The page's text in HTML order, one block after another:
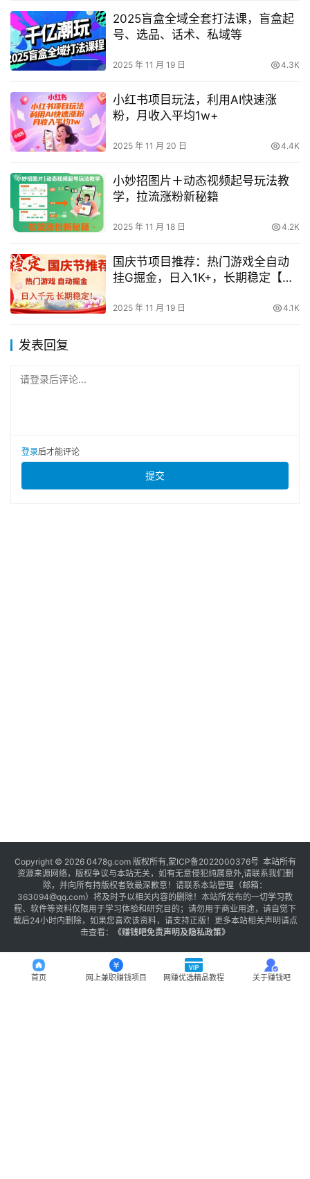
2025盲盒全域全套打法课，盲盒起
号、选品、话术、私域等
2025 年 11 月 19 日 4.3K
小红书项目玩法，利用AI快速涨
粉，月收入平均1w+
2025 年 11 月 20 日 4.4K
小妙招图片＋动态视频起号玩法教
学，拉流涨粉新秘籍
2025 年 11 月 18 日 4.2K
国庆节项目推荐：热门游戏全自动
挂G掘金，日入1K+，长期稳定【揭
2025 年 11 月 19 日 4.1K
发表回复
请登录后评论...
登录后才能评论
提交
Copyright © 2026 0478g.com 版权所有,蒙ICP备2022000376号 本站所有
资源来源网络，版权争议与本站无关，如有无意侵犯纯属意外,请联系我们删
除，并向所有持版权者致最深歉意！请联系本站管理（邮箱：
363094@qq.com）将及时予以相关内容的删除！本站所发布的一切学习教
程、软件等资料仅限用于学习体验和研究目的；请勿用于商业用途，请自觉下
载后24小时内删除，如果您喜欢该资料，请支持正版！更多本站相关声明请点
击查看：
《赚钱吧免责声明及隐私政策》
首页 网上兼职赚钱项目 网赚优选精品教程 关于赚钱吧